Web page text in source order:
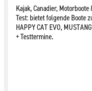
Kajak, Canadier,
Test: bietet folgende Boote
HAPPY CAT EVO,
+ Testtermine.